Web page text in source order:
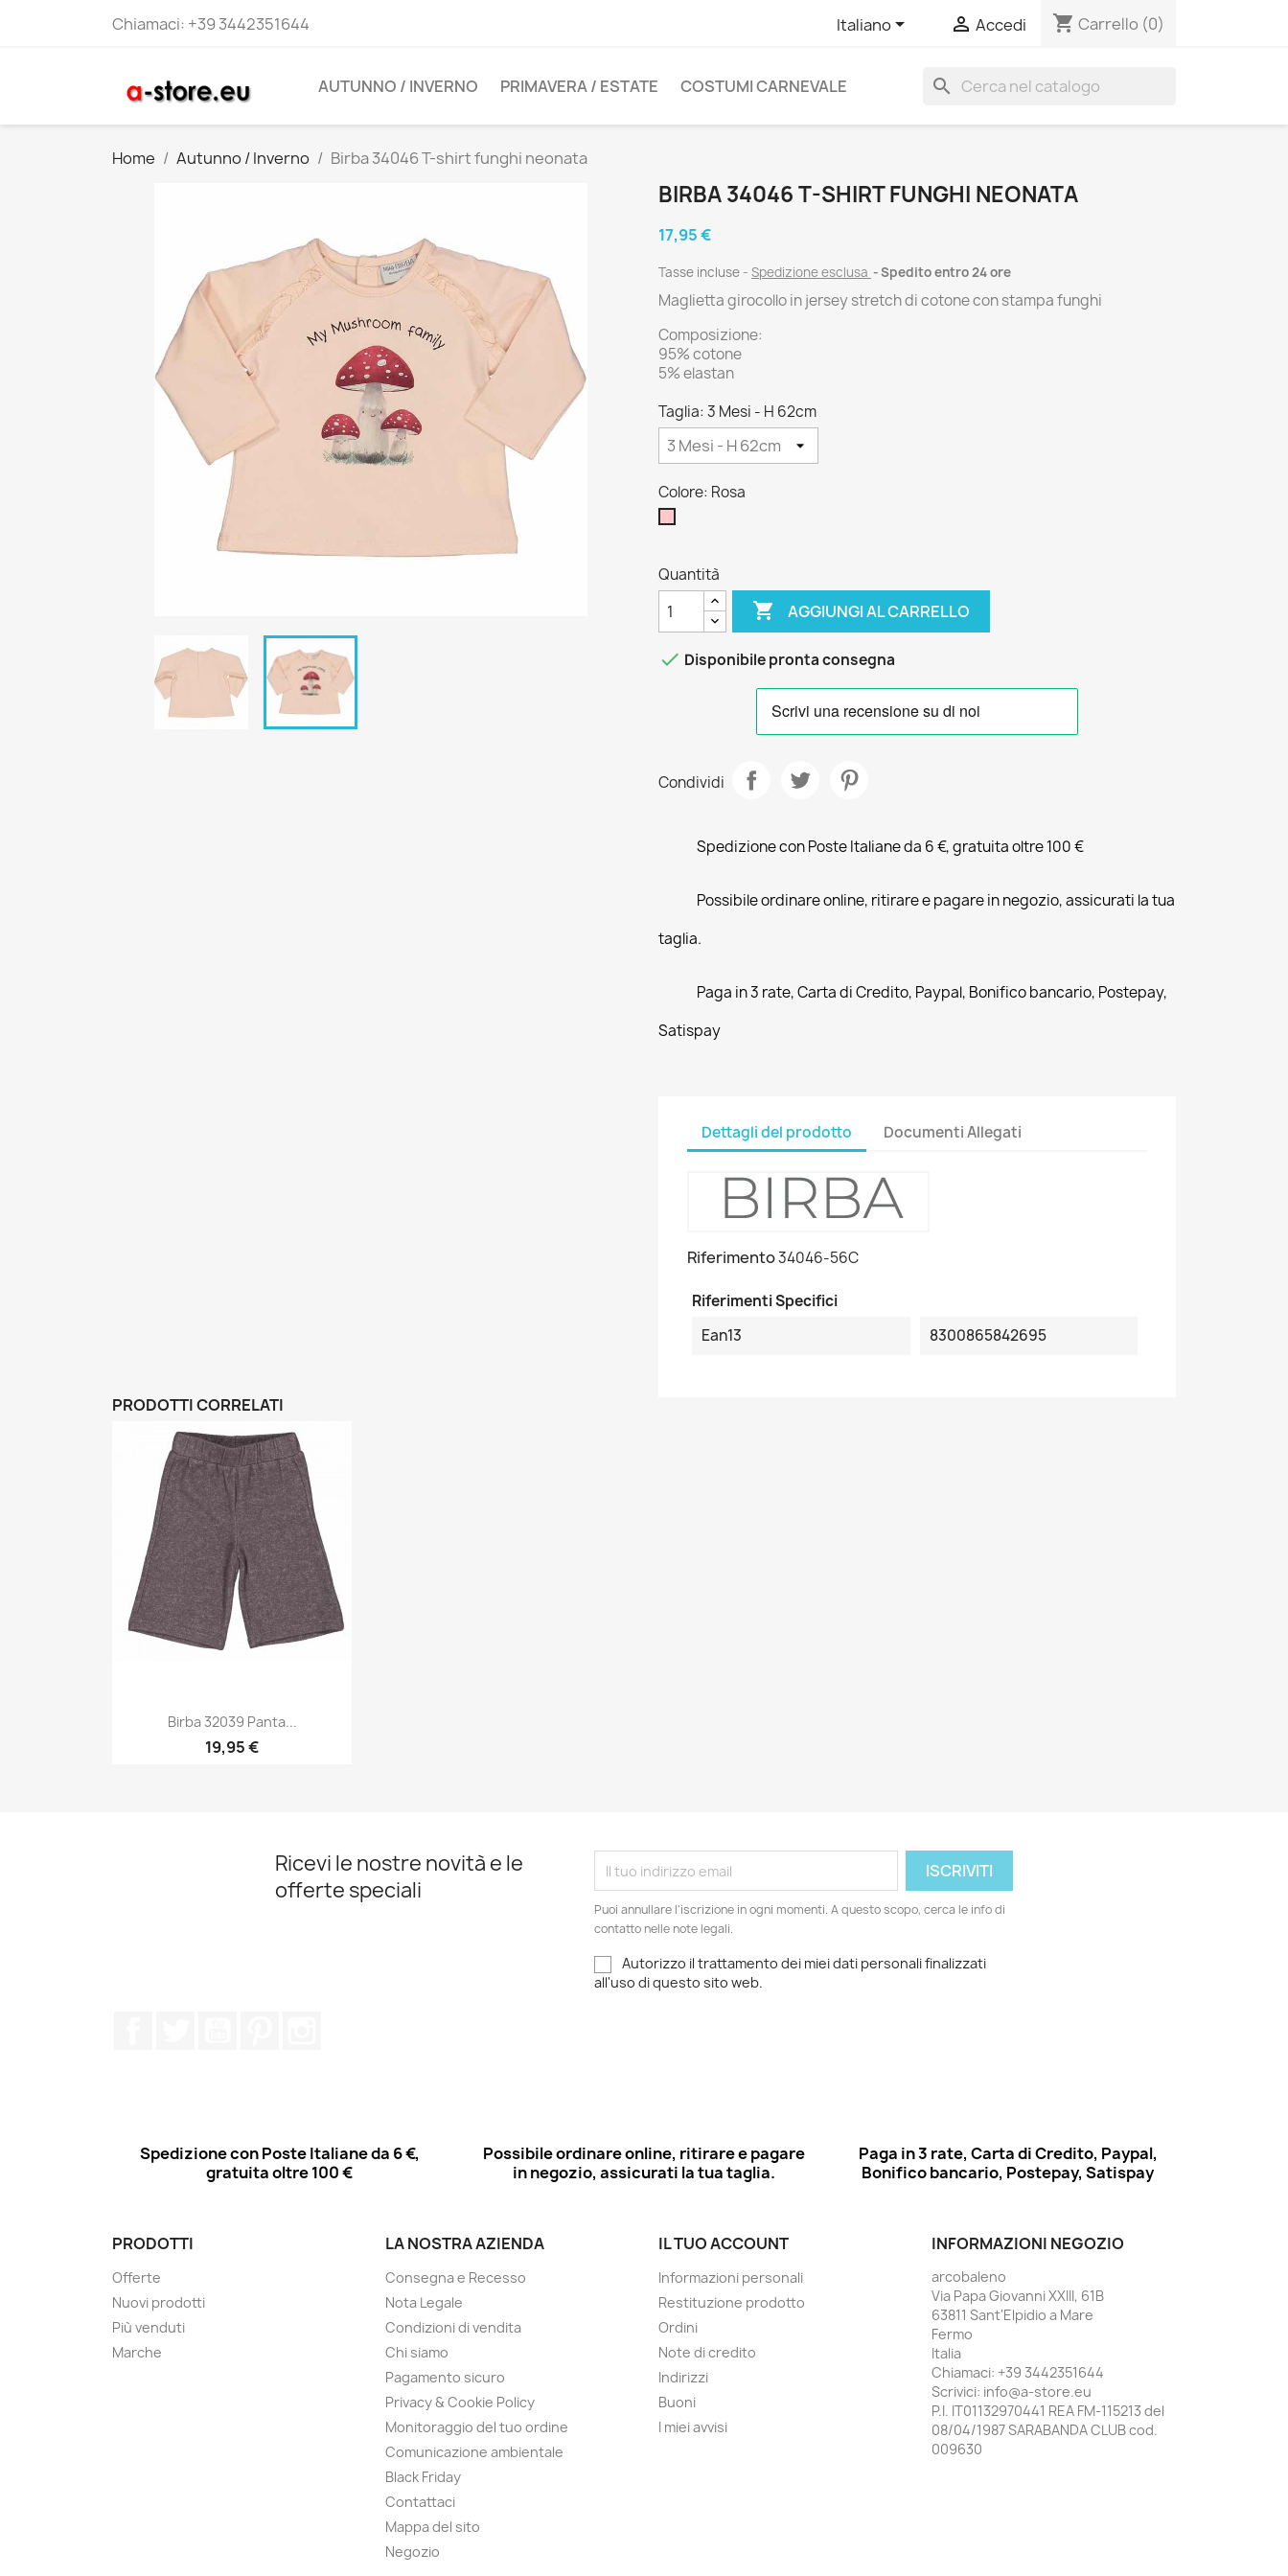
Chiamaci: +39 3442351644 Italiano  Accedi shopping_cart Carrello (0)
AUTUNNO / INVERNO PRIMAVERA / ESTATE COSTUMI CARNEVALE search
Home Autunno / Inverno Birba 34046 T-shirt funghi neonata
BIRBA 34046 T-SHIRT FUNGHI NEONATA
17,95 €
Tasse incluse Spedizione esclusa Spedito entro 24 ore
Maglietta girocollo in jersey stretch di cotone con stampa funghi
Composizione:
95% cotone
5% elastan
Taglia: 3 Mesi - H 62cm
Colore: Rosa
Quantità
 AGGIUNGI AL CARRELLO
 Disponibile pronta consegna
Condividi
Spedizione con Poste Italiane da 6 €, gratuita oltre 100 €
Possibile ordinare online, ritirare e pagare in negozio, assicurati la tua
taglia.
Paga in 3 rate, Carta di Credito, Paypal, Bonifico bancario, Postepay,
Satispay
Dettagli del prodotto Documenti Allegati
Riferimento34046-56C
Riferimenti Specifici
Ean13
8300865842695
PRODOTTI CORRELATI
Birba 32039 Panta...
19,95 €
Ricevi le nostre novità e le
offerte speciali
Puoi annullare l'iscrizione in ogni momenti. A questo scopo, cerca le info di
contatto nelle note legali.
Autorizzo il trattamento dei miei dati personali finalizzati
all'uso di questo sito web.
Spedizione con Poste Italiane da 6 €,
gratuita oltre 100 €
Possibile ordinare online, ritirare e pagare
in negozio, assicurati la tua taglia.
Paga in 3 rate, Carta di Credito, Paypal,
Bonifico bancario, Postepay, Satispay
PRODOTTI
Offerte
Nuovi prodotti
Più venduti
Marche
LA NOSTRA AZIENDA
Consegna e Recesso
Nota Legale
Condizioni di vendita
Chi siamo
Pagamento sicuro
Privacy & Cookie Policy
Monitoraggio del tuo ordine
Comunicazione ambientale
Black Friday
Contattaci
Mappa del sito
Negozio
IL TUO ACCOUNT
Informazioni personali
Restituzione prodotto
Ordini
Note di credito
Indirizzi
Buoni
I miei avvisi
INFORMAZIONI NEGOZIO
arcobaleno
Via Papa Giovanni XXIII, 61B
63811 Sant'Elpidio a Mare
Fermo
Italia
Chiamaci: +39 3442351644
Scrivici: info@a-store.eu
P.I. IT01132970441 REA FM-115213 del
08/04/1987 SARABANDA CLUB cod.
009630